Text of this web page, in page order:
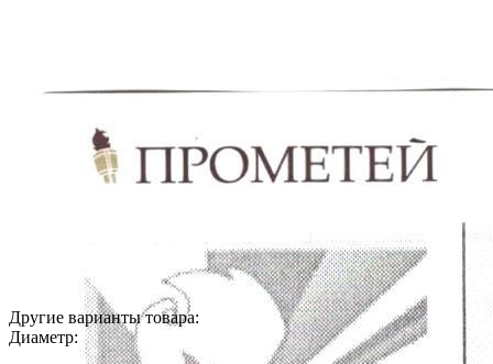
Другие варианты товара:
Диаметр: